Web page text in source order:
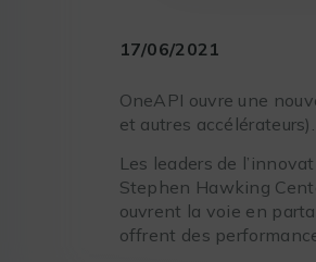
17/06/2021
OneAPI ouvre une
et autres accélérateurs).
Les leaders de
Stephen Hawking
ouvrent la voie en
offrent des